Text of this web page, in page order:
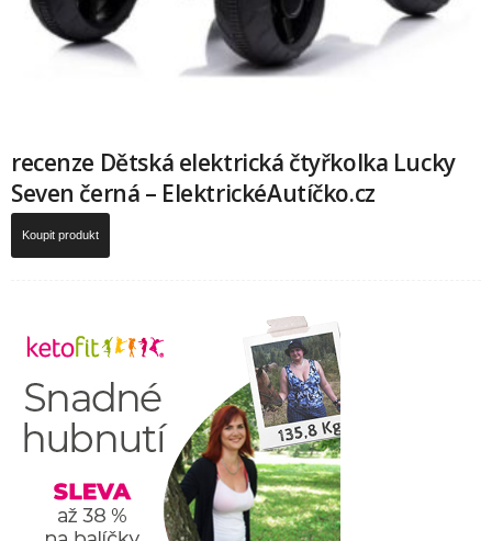
recenze Dětská elektrická čtyřkolka Lucky
Seven černá – ElektrickéAutíčko.cz
Koupit produkt